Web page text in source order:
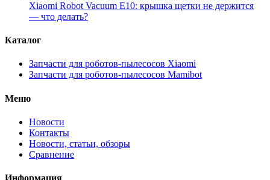
Xiaomi Robot Vacuum E10: крышка щетки не держится
— что делать?
Каталог
Запчасти для роботов-пылесосов Xiaomi
Запчасти для роботов-пылесосов Mamibot
Меню
Новости
Контакты
Новости, статьи, обзоры
Сравнение